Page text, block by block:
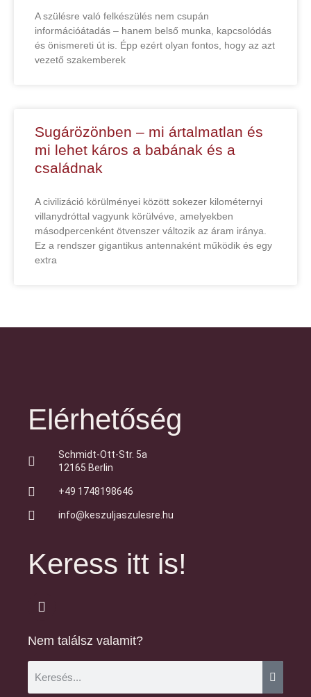
A szülésre való felkészülés nem csupán
információátadás – hanem belső munka, kapcsolódás
és önismereti út is. Épp ezért olyan fontos, hogy az azt
vezető szakemberek
Sugárözönben – mi ártalmatlan és
mi lehet káros a babának és a
családnak
A civilizáció körülményei között sokezer kilométernyi
villanydróttal vagyunk körülvéve, amelyekben
másodpercenként ötvenszer változik az áram iránya.
Ez a rendszer gigantikus antennaként működik és egy
extra
Elérhetőség
Schmidt-Ott-Str. 5a
12165 Berlin
+49 1748198646
info@keszuljaszulesre.hu
Keress itt is!
Nem találsz valamit?